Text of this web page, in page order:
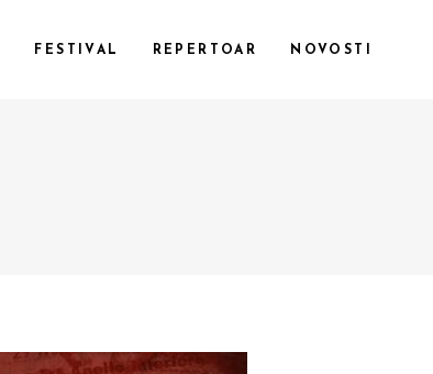
FESTIVAL REPERTOAR
LARGE IMAGES
NOVOSTI